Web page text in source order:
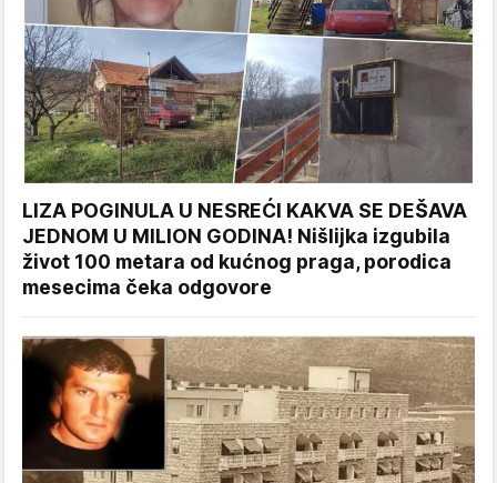
LIZA POGINULA U NESREĆI KAKVA SE DEŠAVA
JEDNOM U MILION GODINA! Nišlijka izgubila
život 100 metara od kućnog praga, porodica
mesecima čeka odgovore